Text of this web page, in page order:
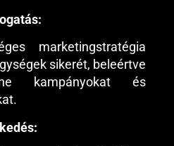
marketingstratégia
sikerét, beleértve
kampányokat és